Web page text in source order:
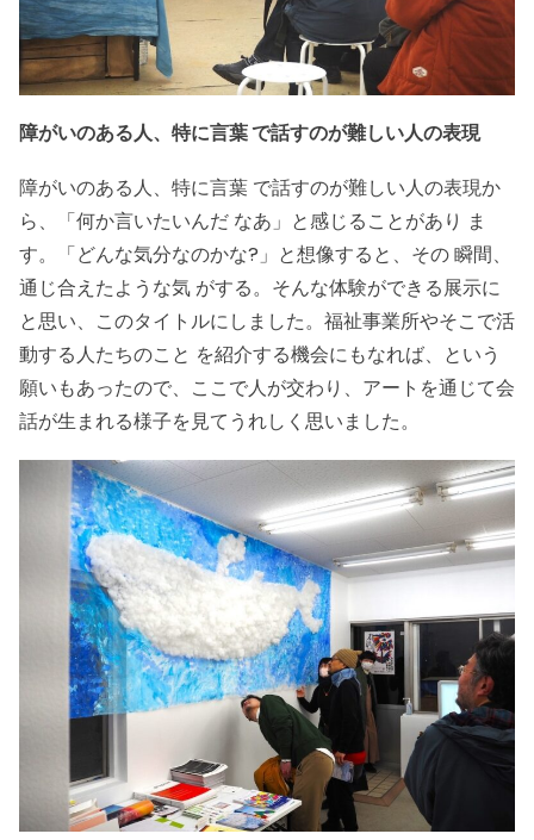
障がいのある人、特に言葉 で話すのが難しい人の表現
障がいのある人、特に言葉 で話すのが難しい人の表現か
ら、「何か言いたいんだ なあ」と感じることがあり ま
す。「どんな気分なのかな?」と想像すると、その 瞬間、
通じ合えたような気 がする。そんな体験ができる展示に
と思い、このタイトルにしました。福祉事業所やそこで活
動する人たちのこと を紹介する機会にもなれば、という
願いもあったので、ここで人が交わり、アートを通じて会
話が生まれる様子を見てうれしく思いました。